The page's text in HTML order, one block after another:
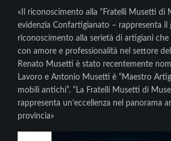
«Il riconoscimento alla “Fratelli Musetti di
evidenzia Confartigianato – rappresenta il
riconoscimento alla serietà di artigiani
con amore e professionalità nel settore
Renato Musetti è stato recentemente
Lavoro e Antonio Musetti è “Maestro
mobili antichi”. “La Fratelli Musetti di
rappresenta un’eccellenza nel panorama
provincia»